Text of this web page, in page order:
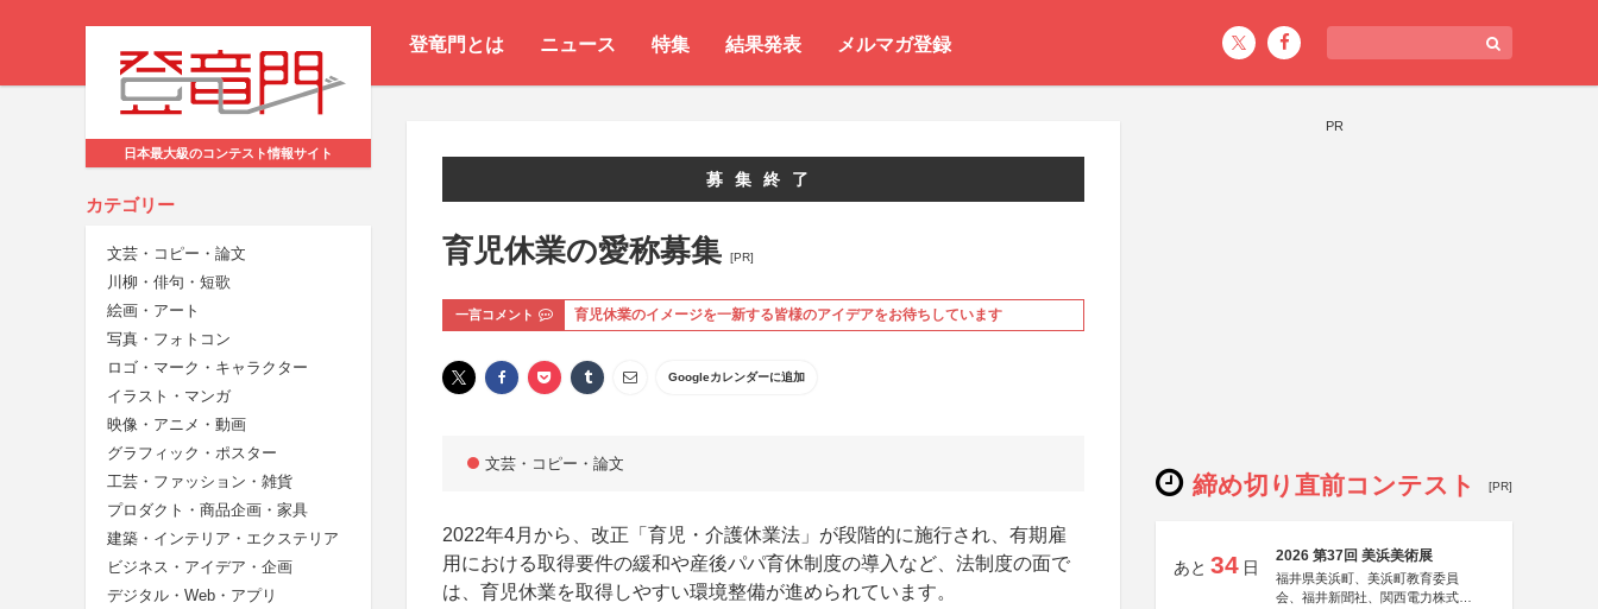
登竜門とは ニュース 特集 結果発表 メルマガ登録
日本最大級のコンテスト情報サイト
カテゴリー
文芸・コピー・論文
川柳・俳句・短歌
絵画・アート
写真・フォトコン
ロゴ・マーク・キャラクター
イラスト・マンガ
映像・アニメ・動画
グラフィック・ポスター
工芸・ファッション・雑貨
プロダクト・商品企画・家具
建築・インテリア・エクステリア
ビジネス・アイデア・企画
デジタル・Web・アプリ
募集終了
育児休業の愛称募集 [PR]
一言コメント 育児休業のイメージを一新する皆様のアイデアをお待ちしています
Googleカレンダーに追加
文芸・コピー・論文
2022年4月から、改正「育児・介護休業法」が段階的に施行され、有期雇
用における取得要件の緩和や産後パパ育休制度の導入など、法制度の面で
は、育児休業を取得しやすい環境整備が進められています。
PR
締め切り直前コンテスト [PR]
あと 34 日
2026 第37回 美浜美術展
福井県美浜町、美浜町教育委員
会、福井新聞社、関西電力株式会